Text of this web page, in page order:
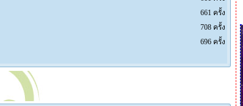
661 ครั้ง
708 ครั้ง
696 ครั้ง